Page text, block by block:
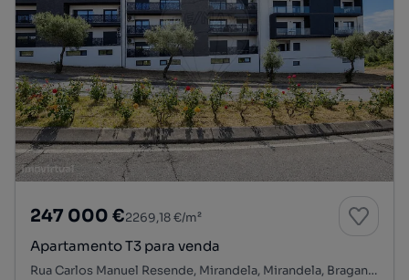
247 000 €2269,18 €/m²
Apartamento T3 para venda
Rua Carlos Manuel Resende, Mirandela, Mirandela, Bragança